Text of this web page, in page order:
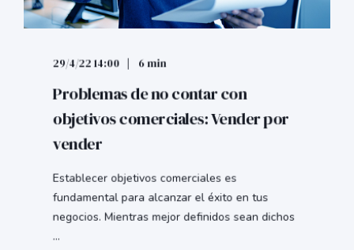
29/4/22 14:00 6 min
Problemas de no contar con
objetivos comerciales: Vender por
vender
Establecer objetivos comerciales es
fundamental para alcanzar el éxito en tus
negocios. Mientras mejor definidos sean dichos
...